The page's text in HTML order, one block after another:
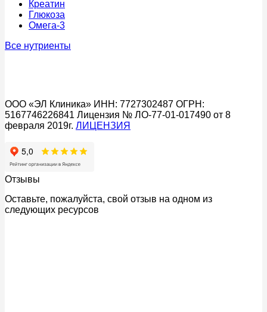
Креатин
Глюкоза
Омега-3
Все нутриенты
ООО «ЭЛ Клиника» ИНН: 7727302487 ОГРН:
5167746226841 Лицензия № ЛО-77-01-017490 от 8
февраля 2019г. ЛИЦЕНЗИЯ
Отзывы
Оставьте, пожалуйста, свой отзыв на одном из
следующих ресурсов